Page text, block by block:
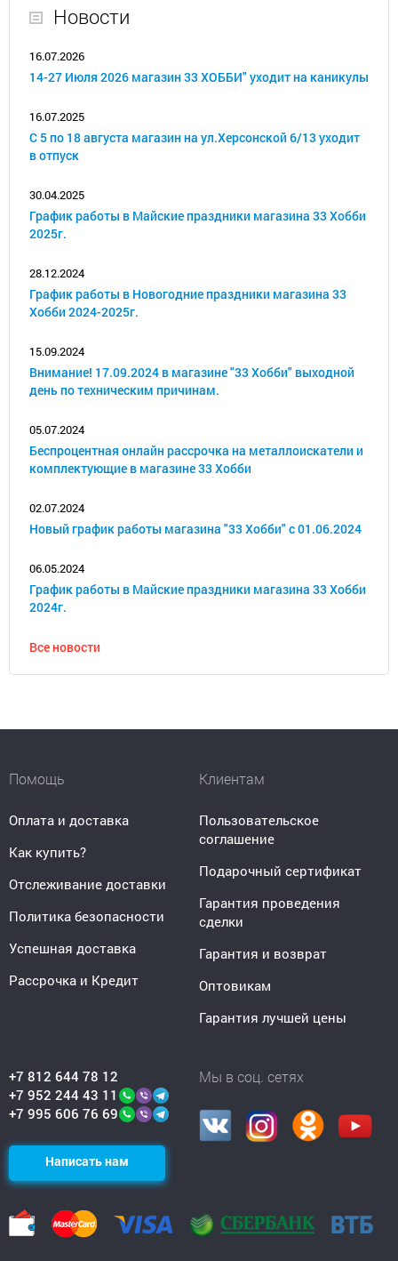
Новости
16.07.2026
14-27 Июля 2026 магазин 33 ХОББИ" уходит на каникулы
16.07.2025
С 5 по 18 августа магазин на ул.Херсонской 6/13 уходит
в отпуск
30.04.2025
График работы в Майские праздники магазина 33 Хобби
2025г.
28.12.2024
График работы в Новогодние праздники магазина 33
Хобби 2024-2025г.
15.09.2024
Внимание! 17.09.2024 в магазине "33 Хобби" выходной
день по техническим причинам.
05.07.2024
Беспроцентная онлайн рассрочка на металлоискатели и
комплектующие в магазине 33 Хобби
02.07.2024
Новый график работы магазина "33 Хобби" с 01.06.2024
06.05.2024
График работы в Майские праздники магазина 33 Хобби
2024г.
Все новости
Помощь
Оплата и доставка
Как купить?
Отслеживание доставки
Политика безопасности
Успешная доставка
Рассрочка и Кредит
Клиентам
Пользовательское
соглашение
Подарочный сертификат
Гарантия проведения
сделки
Гарантия и возврат
Оптовикам
Гарантия лучшей цены
+7 812 644 78 12
+7 952 244 43 11
+7 995 606 76 69
Написать нам
Мы в соц. сетях